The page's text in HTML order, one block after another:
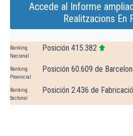
Accede al Informe
Realitzacions En
Ranking
Nacional
Posición 415.382
Ranking
Provincial
Posición 60.609 de
Ranking
Sectorial
Posición 2.436 de